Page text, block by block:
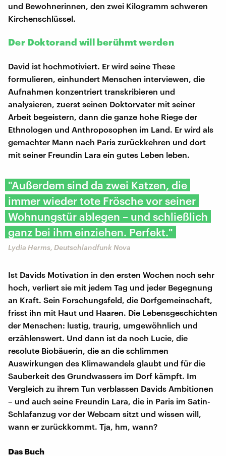
und Bewohnerinnen, den zwei Kilogramm schweren
Kirchenschlüssel.
Der Doktorand will berühmt werden
David ist hochmotiviert. Er wird seine These
formulieren, einhundert Menschen interviewen, die
Aufnahmen konzentriert transkribieren und
analysieren, zuerst seinen Doktorvater mit seiner
Arbeit begeistern, dann die ganze hohe Riege der
Ethnologen und Anthroposophen im Land. Er wird als
gemachter Mann nach Paris zurückkehren und dort
mit seiner Freundin Lara ein gutes Leben leben.
"Außerdem sind da zwei Katzen, die
immer wieder tote Frösche vor seiner
Wohnungstür ablegen – und schließlich
ganz bei ihm einziehen. Perfekt."
Lydia Herms, Deutschlandfunk Nova
Ist Davids Motivation in den ersten Wochen noch sehr
hoch, verliert sie mit jedem Tag und jeder Begegnung
an Kraft. Sein Forschungsfeld, die Dorfgemeinschaft,
frisst ihn mit Haut und Haaren. Die Lebensgeschichten
der Menschen: lustig, traurig, umgewöhnlich und
erzählenswert. Und dann ist da noch Lucie, die
resolute Biobäuerin, die an die schlimmen
Auswirkungen des Klimawandels glaubt und für die
Sauberkeit des Grundwassers im Dorf kämpft. Im
Vergleich zu ihrem Tun verblassen Davids Ambitionen
– und auch seine Freundin Lara, die in Paris im Satin-
Schlafanzug vor der Webcam sitzt und wissen will,
wann er zurückkommt. Tja, hm, wann?
Das Buch